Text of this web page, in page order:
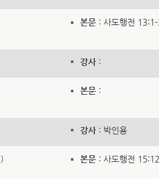
본문 : 사도행전
강사 :
본문 :
강사 : 박인용
본문 : 사도행전